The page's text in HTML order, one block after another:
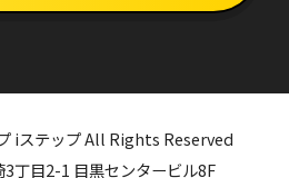
iステップ All Rights Reserved
丁目2-1 目黒センタービル8F